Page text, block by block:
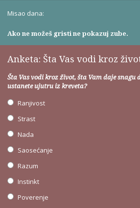
Misao dana:
Ako ne možeš gristi ne pokazuj zube.
Anketa: Šta Vas vodi kroz
Šta Vas vodi kroz život, šta Vam daje snagu
ustanete ujutru iz kreveta?
Ranjivost
Strast
Nada
Saosećanje
Razum
Instinkt
Poverenje